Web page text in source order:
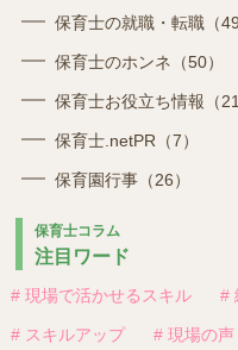
保育士の就職・転職（49
保育士のホンネ（50）
保育士お役立ち情報（
保育士.netPR（7）
保育園行事（26）
保育士コラム
注目ワード
# 現場で活かせるスキル #
# スキルアップ # 現場の声